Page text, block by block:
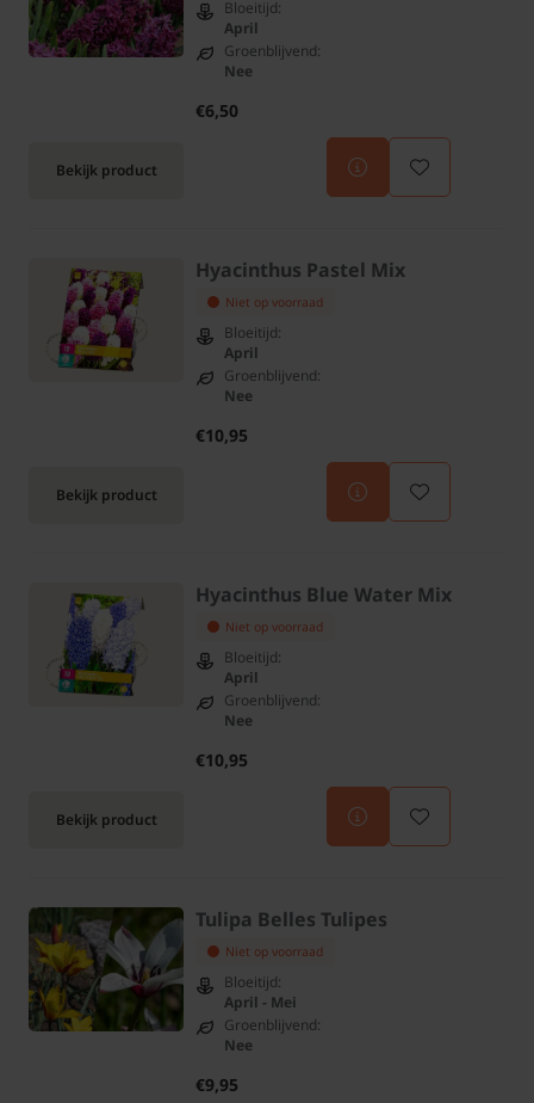
Bekijk product
Bloeitijd:
April
Groenblijvend:
Nee
€6,50
Bekijk product
Hyacinthus Pastel Mix
Niet op voorraad
Bloeitijd:
April
Groenblijvend:
Nee
€10,95
Bekijk product
Hyacinthus Blue Water Mix
Niet op voorraad
Bloeitijd:
April
Groenblijvend:
Nee
€10,95
Tulipa Belles Tulipes
Niet op voorraad
Bloeitijd:
April - Mei
Groenblijvend:
Nee
€9,95